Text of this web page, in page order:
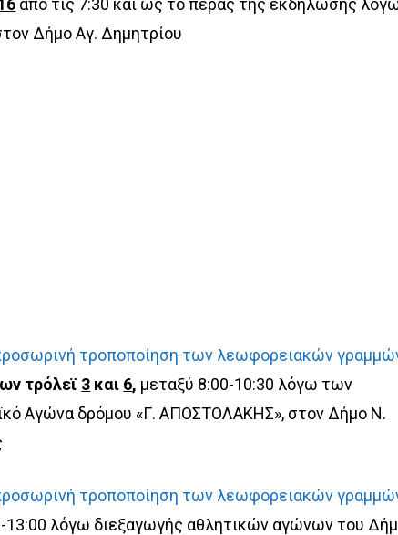
Δήμο Αγ. Δημητρίου
τροποποίηση των λεωφορειακών
τρόλεϊ 3 και 6, μεταξύ 8:00-10:30 λόγω των
Αγώνα δρόμου «Γ. ΑΠΟΣΤΟΛΑΚΗΣ», στον Δήμο Ν.
τροποποίηση των λεωφορειακών
13:00 λόγω διεξαγωγής αθλητικών αγώνων του